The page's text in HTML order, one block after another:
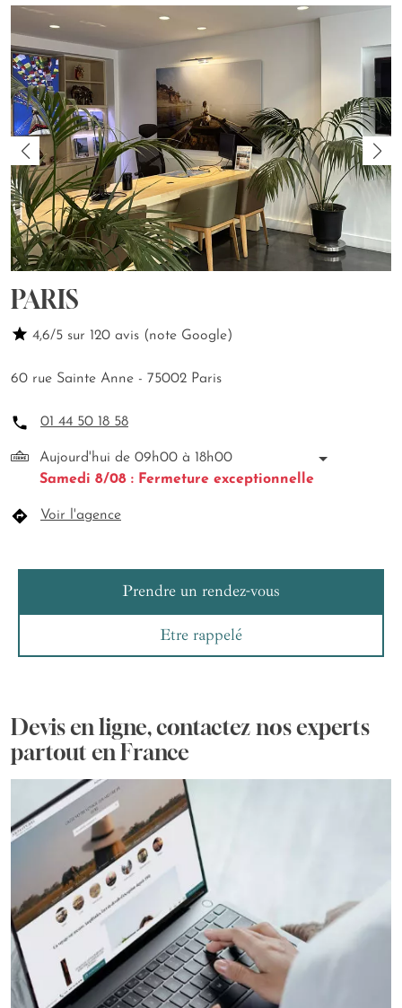
PARIS
4,6/5 sur 120 avis (note Google)
60 rue Sainte Anne - 75002 Paris
01 44 50 18 58
Aujourd'hui de 09h00 à 18h00
Samedi 8/08 : Fermeture exceptionnelle
Voir l'agence
Prendre un rendez-vous
Etre rappelé
Devis en ligne, contactez nos experts
partout en France